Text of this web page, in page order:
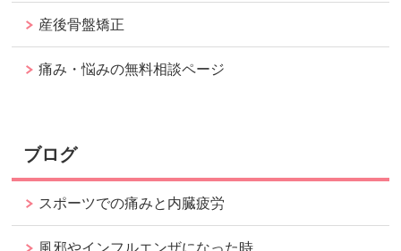
産後骨盤矯正
痛み・悩みの無料相談ページ
ブログ
スポーツでの痛みと内臓疲労